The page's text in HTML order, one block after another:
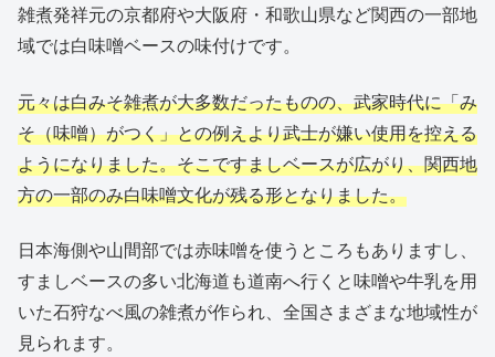
雑煮発祥元の京都府や大阪府・和歌山県など関西の一部地
域では白味噌ベースの味付けです。
元々は白みそ雑煮が大多数だったものの、武家時代に「み
そ（味噌）がつく」との例えより武士が嫌い使用を控える
ようになりました。そこですましベースが広がり、関西地
方の一部のみ白味噌文化が残る形となりました。
日本海側や山間部では赤味噌を使うところもありますし、
すましベースの多い北海道も道南へ行くと味噌や牛乳を用
いた石狩なべ風の雑煮が作られ、全国さまざまな地域性が
見られます。